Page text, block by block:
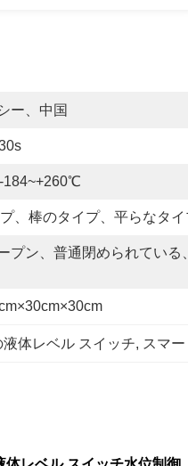
ー、中国
、棒のタイプ、平らなタイ
プン、普通閉められている
体レベル スイッチ, スマ